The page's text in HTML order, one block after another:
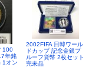
100
年銘
1オン
2002FIFA 日韓ワール
ドカップ 記念金銀プ
ルーフ貨幣 2枚セット
完未品